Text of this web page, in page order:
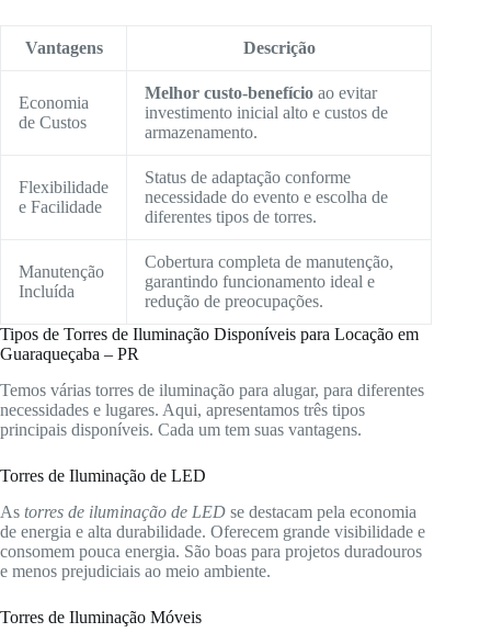
Vantagens Descrição
Economia
de Custos
Melhor custo-benefício ao evitar
investimento inicial alto e custos de
armazenamento.
Flexibilidade
e Facilidade
Status de adaptação conforme
necessidade do evento e escolha de
diferentes tipos de torres.
Manutenção
Incluída
Cobertura completa de manutenção,
garantindo funcionamento ideal e
redução de preocupações.
Tipos de Torres de Iluminação Disponíveis para Locação em
Guaraqueçaba – PR
Temos várias torres de iluminação para alugar, para diferentes
necessidades e lugares. Aqui, apresentamos três tipos
principais disponíveis. Cada um tem suas vantagens.
Torres de Iluminação de LED
As torres de iluminação de LED se destacam pela economia
de energia e alta durabilidade. Oferecem grande visibilidade e
consomem pouca energia. São boas para projetos duradouros
e menos prejudiciais ao meio ambiente.
Torres de Iluminação Móveis